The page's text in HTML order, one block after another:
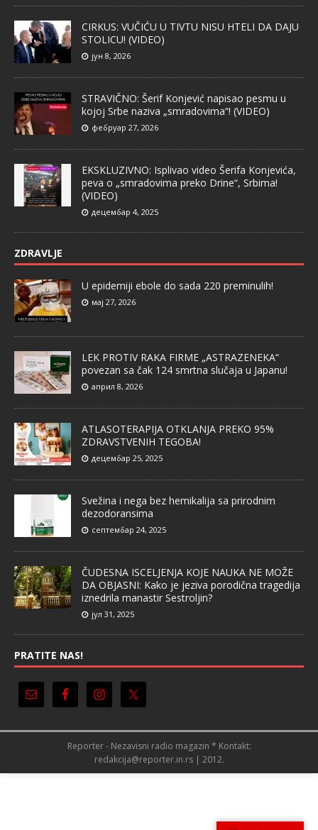
CIRKUS: VUČIĆU U TIVTU NISU HTELI DA DAJU
STOLICU! (VIDEO)
јун 8, 2026
STRAVIČNO: Šerif Konjević napisao pesmu u
kojoj Srbe naziva „smradovima“! (VIDEO)
фебруар 27, 2026
EKSKLUZIVNO: Isplivao video Šerifa Konjevića,
peva o „smradovima preko Drine“, Srbima!
(VIDEO)
децембар 4, 2025
ZDRAVLJE
U epidemiji ebole do sada 220 preminulih!
мај 27, 2026
LEK PROTIV RAKA FIRME „ASTRAZENEKA“
povezan sa čak 124 smrtna slučaja u Japanu!
април 8, 2026
ATLASOTERAPIJA OTKLANJA PREKO 95%
ZDRAVSTVENIH TEGOBA!
децембар 25, 2025
Svežina i nega bez hemikalija sa prirodnim
dezodoransima
септембар 24, 2025
ČUDESNA ISCELJENJA KOJE NAUKA NE MOŽE
DA OBJASNI: Kako je jeziva porodična tragedija
iznedrila manastir Sestroljin?
јул 31, 2025
PRATITE NAS!
Reporter - Nezavisni radio magazin * Kontakt:
redakcija@reporter.in.rs | 2012.